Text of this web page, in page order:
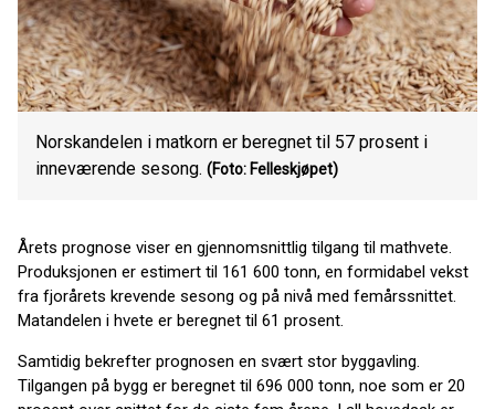
Norskandelen i matkorn er beregnet til 57 prosent i
inneværende sesong. (Foto: Felleskjøpet)
Årets prognose viser en gjennomsnittlig tilgang til mathvete.
Produksjonen er estimert til 161 600 tonn, en formidabel vekst
fra fjorårets krevende sesong og på nivå med femårssnittet.
Matandelen i hvete er beregnet til 61 prosent.
Samtidig bekrefter prognosen en svært stor byggavling.
Tilgangen på bygg er beregnet til 696 000 tonn, noe som er 20